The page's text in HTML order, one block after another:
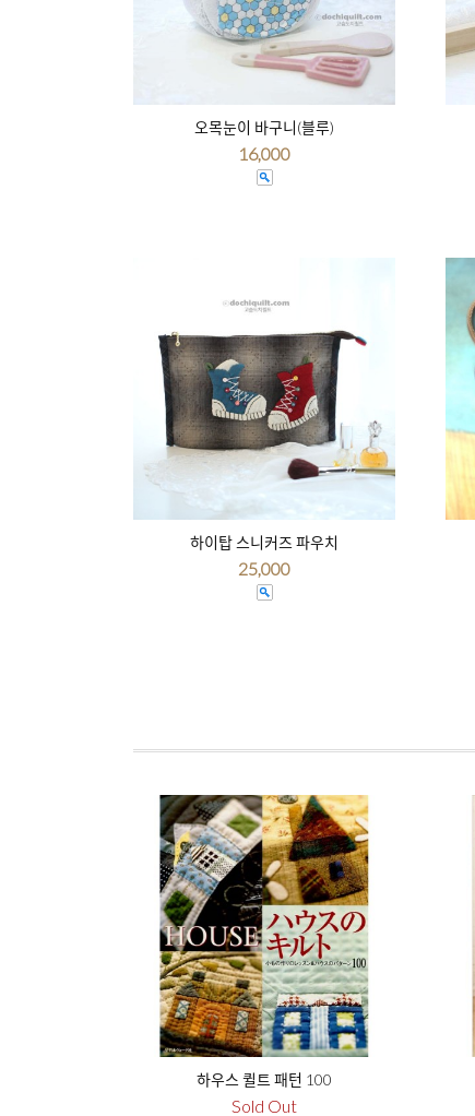
오목눈이 바구니(블루)
16,000
하이탑 스니커즈 파우치
25,000
하우스 퀼트 패턴 100
Sold Out